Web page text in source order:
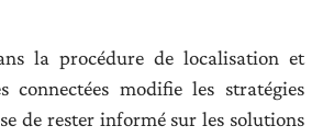
la procédure de localisation et
connectées modifie les stratégies
de rester informé sur les solutions